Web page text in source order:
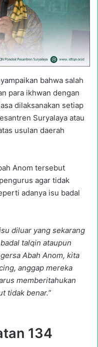
bahwa salah
para ikhwan dengan
dilaksanakan setiap
Suryalaya atau
usulan daerah
Anom tersebut
agar tidak
adanya isu badal
diluar yang sekarang
talqin ataupun
Abah Anom, kita
anggap mereka
memberitahukan
tidak benar.”
134